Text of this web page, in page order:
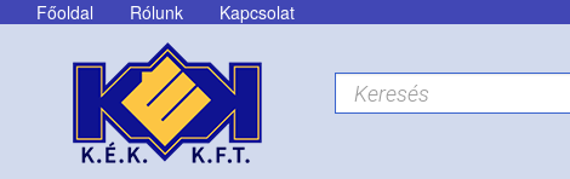
Főoldal Rólunk Kapcsolat